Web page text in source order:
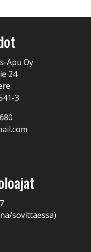
Apu Oy
24
3
sovittaessa)